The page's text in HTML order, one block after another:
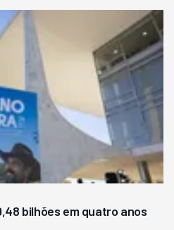
bilhões em quatro anos